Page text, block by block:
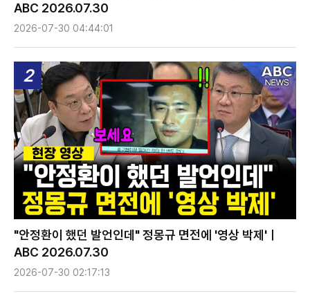
ABC 2026.07.30
2026-07-30 04:44:01
2
"안정환이 했던 발언인데" 정몽규 면전에 '영상 박제'ㅣ
ABC 2026.07.30
2026-07-30 02:17:13